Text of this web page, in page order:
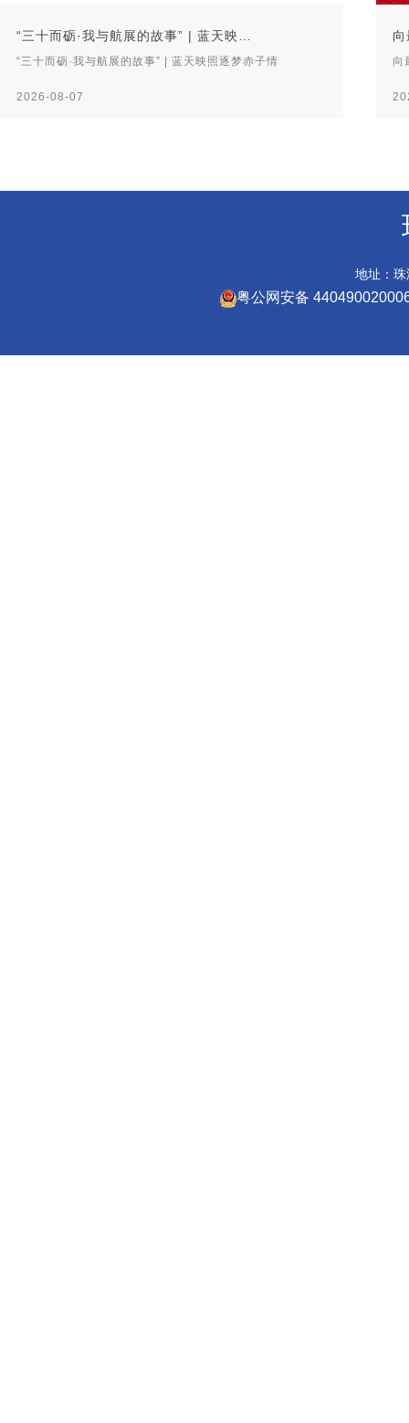
2026-08-07
“三十而砺·我与航展的故事” | 蓝天映…
“三十而砺·我与航展的故事” | 蓝天映照逐梦赤子情 向
地址：
粤公网安备